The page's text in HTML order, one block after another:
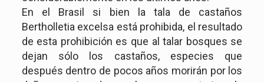
En el Brasil si bien la tala de castaños
Bertholletia excelsa está prohibida, el resultado
de esta prohibición es que al talar bosques se
dejan sólo los castaños, especies que
después dentro de pocos años morirán por los